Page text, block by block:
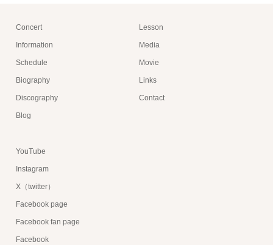
Concert
Information
Schedule
Biography
Discography
Blog
Lesson
Media
Movie
Links
Contact
YouTube
Instagram
X（twitter）
Facebook page
Facebook fan page
Facebook